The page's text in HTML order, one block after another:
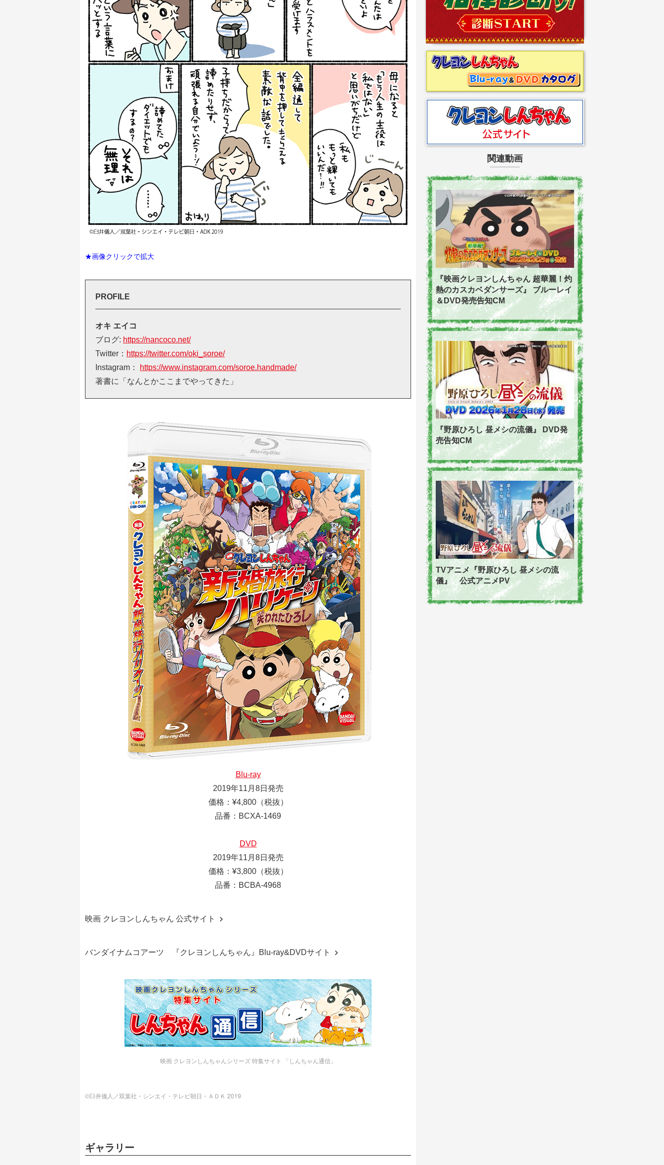
★画像クリックで拡大
PROFILE
オキ エイコ
ブログ: https://nancoco.net/
Twitter： https://twitter.com/oki_soroe/
Instagram：
https://www.instagram.com/soroe.handmade/
著書に「なんとかここまでやってきた」
Blu-ray
2019年11月8日発売
価格：¥4,800（税抜）
品番：BCXA-1469
DVD
2019年11月8日発売
価格：¥3,800（税抜）
品番：BCBA-4968
映画 クレヨンしんちゃん 公式サイト
バンダイナムコアーツ 『クレヨンしんちゃん』Blu-ray&DVDサイト
映画 クレヨンしんちゃんシリーズ 特集サイト 「しんちゃん通信」
©臼井儀人／双葉社・シンエイ・テレビ朝日・ＡＤＫ 2019
ギャラリー
関連動画
『映画クレヨンしんちゃん 超華麗！灼
熱のカスカベダンサーズ』 ブルーレイ
＆DVD発売告知CM
『野原ひろし 昼メシの流儀』 DVD発
売告知CM
TVアニメ『野原ひろし 昼メシの流
儀』 公式アニメPV